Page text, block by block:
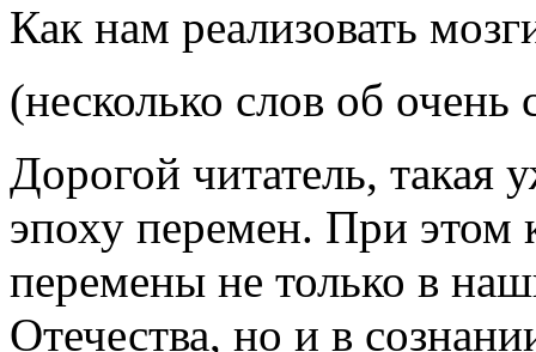
Как нам реализовать
(несколько слов об
Дорогой читатель, такая
эпоху перемен. При этом
перемены не только в
Отечества, но и в